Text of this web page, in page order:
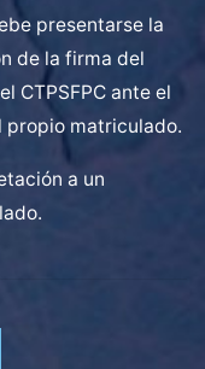
presentarse la
de la firma del
CTPSFPC ante el
propio matriculado.
a un